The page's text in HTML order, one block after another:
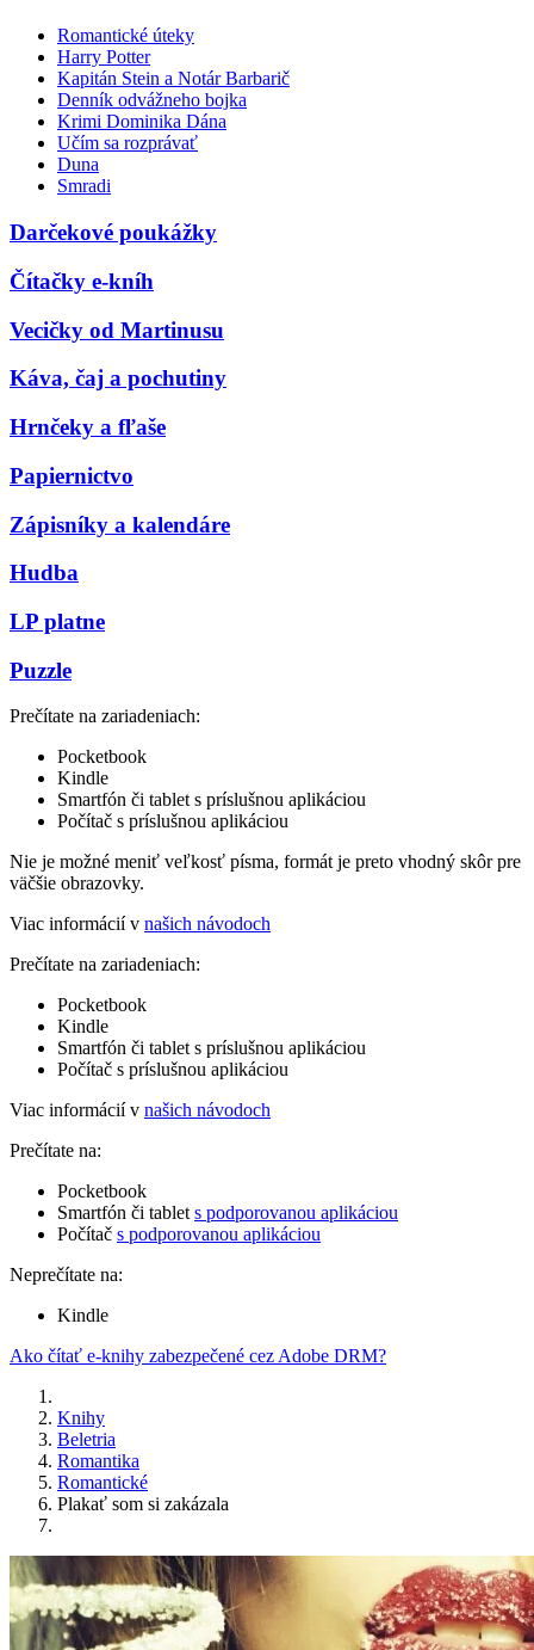
Romantické úteky
Harry Potter
Kapitán Stein a Notár Barbarič
Denník odvážneho bojka
Krimi Dominika Dána
Učím sa rozprávať
Duna
Smradi
Darčekové poukážky
Čítačky e-kníh
Vecičky od Martinusu
Káva, čaj a pochutiny
Hrnčeky a fľaše
Papiernictvo
Zápisníky a kalendáre
Hudba
LP platne
Puzzle
Prečítate na zariadeniach:
Pocketbook
Kindle
Smartfón či tablet s príslušnou aplikáciou
Počítač s príslušnou aplikáciou
Nie je možné meniť veľkosť písma, formát je preto vhodný skôr pre
väčšie obrazovky.
Viac informácií v našich návodoch
Prečítate na zariadeniach:
Pocketbook
Kindle
Smartfón či tablet s príslušnou aplikáciou
Počítač s príslušnou aplikáciou
Viac informácií v našich návodoch
Prečítate na:
Pocketbook
Smartfón či tablet s podporovanou aplikáciou
Počítač s podporovanou aplikáciou
Neprečítate na:
Kindle
Ako čítať e-knihy zabezpečené cez Adobe DRM?
Knihy
Beletria
Romantika
Romantické
Plakať som si zakázala